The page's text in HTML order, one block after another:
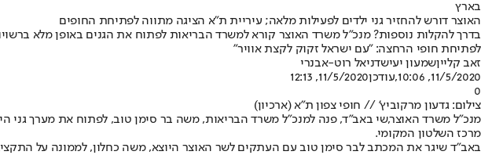
בארץ
האוצר דורש להחזיר גני ילדים לפעילות מלאה; עיריית ת"א הציגה מתווה לפתיחת החופים
בדרך להקלות נוספות? מנכ"ל משרד האוצר קורא למשרד הבריאות לפתוח את הגנים באופן מלא
לפתיחת חופי הרחצה: "עם ישראל זקוק לקצת אוויר"
זאב קלייןשמעון יעישדניאל רוט-אבנרי
11/5/2020, 10:06
,עודכן11/5/2020, 12:13
0
צילום: גדעון מרקוביץ' // חופי צפון ת"א (ארכיון)
מנכ"ל משרד האוצר,שי באב"ד, פנה למנכ"ל משרד הבריאות, משה בר סימן טוב, לפתוח את מערך גני
מרכז השלטון המקומי.
באב"ד שיגר את המכתב לבר סימן טוב עם העתקים לשר האוצר היוצא, משה כחלון, לממונה על